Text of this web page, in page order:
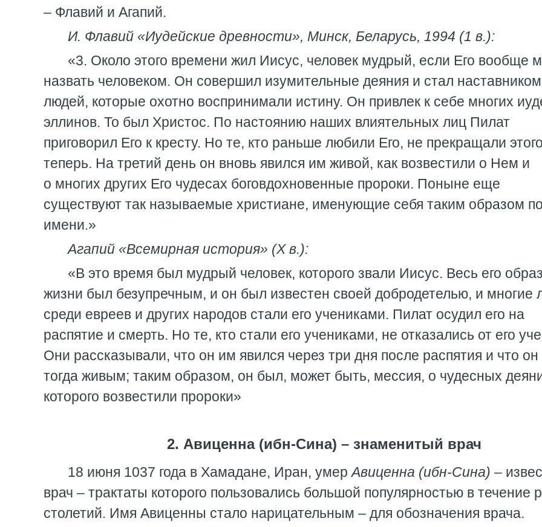
– Флавий и Агапий.
И. Флавий «Иудейские древности», Минск, Беларусь, 1994 (1 в.):
«3. Около этого времени жил Иисус, человек мудрый, если Его вообще
назвать человеком. Он совершил изумительные деяния и стал наставником
людей, которые охотно воспринимали истину. Он привлек к себе многих
эллинов. То был Христос. По настоянию наших влиятельных лиц Пилат
приговорил Его к кресту. Но те, кто раньше любили Его, не прекращали
теперь. На третий день он вновь явился им живой, как возвестили о Нем и
о многих других Его чудесах боговдохновенные пророки. Поныне еще
существуют так называемые христиане, именующие себя таким образом
имени.»
Агапий «Всемирная история» (X в.):
«В это время был мудрый человек, которого звали Иисус. Весь его образ
жизни был безупречным, и он был известен своей добродетелью, и многие
среди евреев и других народов стали его учениками. Пилат осудил его на
распятие и смерть. Но те, кто стали его учениками, не отказались от его
Они рассказывали, что он им явился через три дня после распятия и что
тогда живым; таким образом, он был, может быть, мессия, о чудесных
которого возвестили пророки»
2. Авиценна (ибн-Сина) – знаменитый врач
18 июня 1037 года в Хамадане, Иран, умерАвиценна (ибн-Сина) –
врач – трактаты которого пользовались большой популярностью в течение
столетий. Имя Авиценны стало нарицательным – для обозначения врача.